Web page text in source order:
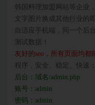
韩国料理加盟网站等企业
文字图片换成其他行业的
自适应手机端，同一个后
测试数据！
友好的seo，所有页面均
程序，安全、稳定、快速
后台：域名/admin.php
账号：admin
密码：admin